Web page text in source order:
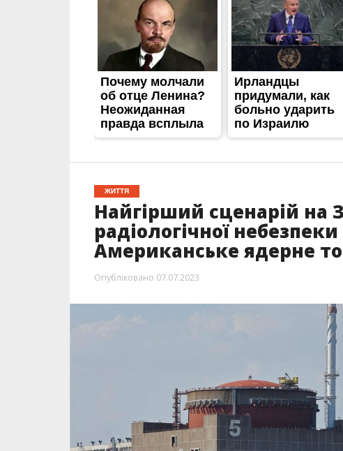
Найгірший сценарій на
радіологічної
Американське ядерне
Опубліковано07.07.2023